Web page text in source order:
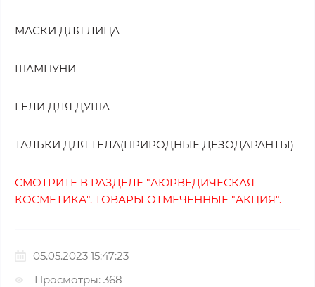
МАСКИ ДЛЯ ЛИЦА
ШАМПУНИ
ГЕЛИ ДЛЯ ДУША
ТАЛЬКИ ДЛЯ ТЕЛА(ПРИРОДНЫЕ ДЕЗОДАРАНТЫ)
СМОТРИТЕ В РАЗДЕЛЕ "АЮРВЕДИЧЕСКАЯ
КОСМЕТИКА". ТОВАРЫ ОТМЕЧЕННЫЕ "АКЦИЯ".
05.05.2023 15:47:23
Просмотры: 368